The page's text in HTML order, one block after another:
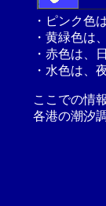
・ピンク色
・黄緑色は
・赤色は、
・水色は、
ここでの情
各港の潮汐